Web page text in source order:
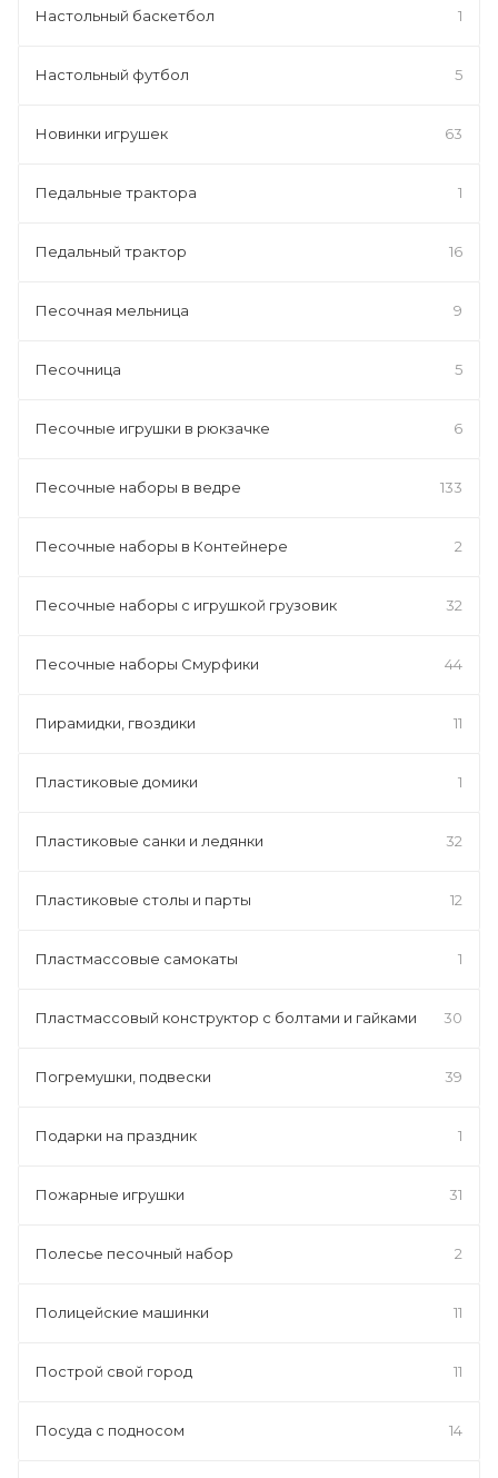
Настольный баскетбол 1
Настольный футбол 5
Новинки игрушек 63
Педальные трактора 1
Педальный трактор 16
Песочная мельница 9
Песочница 5
Песочные игрушки в рюкзачке 6
Песочные наборы в ведре 133
Песочные наборы в Контейнере 2
Песочные наборы с игрушкой грузовик 32
Песочные наборы Смурфики 44
Пирамидки, гвоздики 11
Пластиковые домики 1
Пластиковые санки и ледянки 32
Пластиковые столы и парты 12
Пластмассовые самокаты 1
Пластмассовый конструктор с болтами и гайками 30
Погремушки, подвески 39
Подарки на праздник 1
Пожарные игрушки 31
Полесье песочный набор 2
Полицейские машинки 11
Построй свой город 11
Посуда с подносом 14